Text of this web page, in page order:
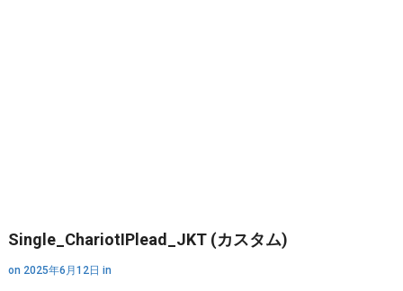
Single_ChariotIPlead_JKT (カスタム)
on 2025年6月12日 in